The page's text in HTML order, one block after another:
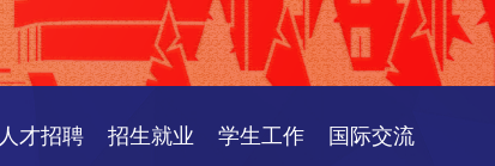
人才招聘 招生就业 学生工作 国际交流